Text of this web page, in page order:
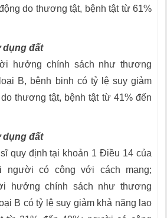
do thương tật, bệnh tật từ 61%
dụng đất
hưởng chính sách như thương
B, bệnh binh có tỷ lệ suy giảm
thương tật, bệnh tật từ 41% đến
dụng đất
quy định tại khoản 1 Điều 14 của
người có công với cách mạng;
hưởng chính sách như thương
B có tỷ lệ suy giảm khả năng lao